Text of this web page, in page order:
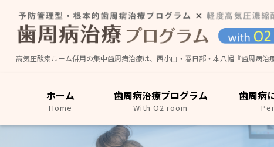
高気圧酸素ルーム併用の集中歯周病治療は、西小山・春日部・本八幡『歯周病
ホーム
Home
歯周病治療プログラム
With O2 room
歯周病